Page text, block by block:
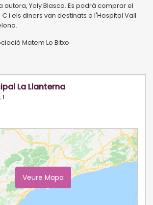
autora, Yoly Blasco. Es podrà comprar el
i els diners van destinats a l'Hospital Vall
Matem Lo Bitxo
La Llanterna
Veure Mapa